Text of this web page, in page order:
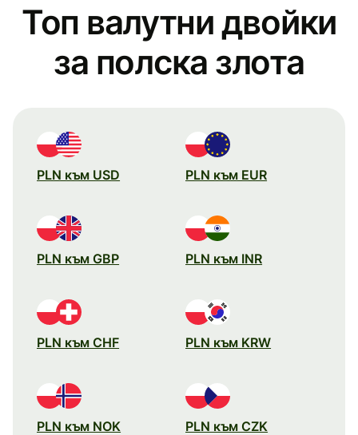
Топ валутни двойки
за полска злота
PLN към USD PLN към EUR
PLN към GBP PLN към INR
PLN към CHF PLN към KRW
PLN към NOK PLN към CZK